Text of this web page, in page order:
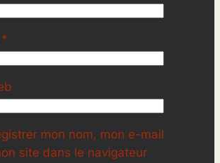
*
mon nom, mon e-mail
site dans le navigateur